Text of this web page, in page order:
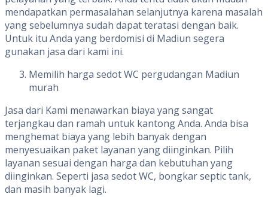
mendapatkan permasalahan selanjutnya karena masalah
yang sebelumnya sudah dapat teratasi dengan baik.
Untuk itu Anda yang berdomisi di Madiun segera
gunakan jasa dari kami ini.
Memilih harga sedot WC pergudangan Madiun
murah
Jasa dari Kami menawarkan biaya yang sangat
terjangkau dan ramah untuk kantong Anda. Anda bisa
menghemat biaya yang lebih banyak dengan
menyesuaikan paket layanan yang diinginkan. Pilih
layanan sesuai dengan harga dan kebutuhan yang
diinginkan. Seperti jasa sedot WC, bongkar septic tank,
dan masih banyak lagi.